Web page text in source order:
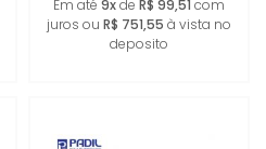
Em até 9xde R$ 99,51 com
juros ou R$ 751,55 à vista no
deposito